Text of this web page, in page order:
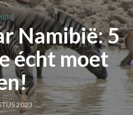
Namibië: 5
écht moet
2023